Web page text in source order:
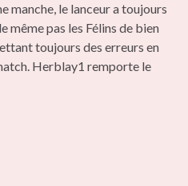
manche, le lanceur a toujours
même pas les Félins de bien
toujours des erreurs en
Herblay1 remporte le